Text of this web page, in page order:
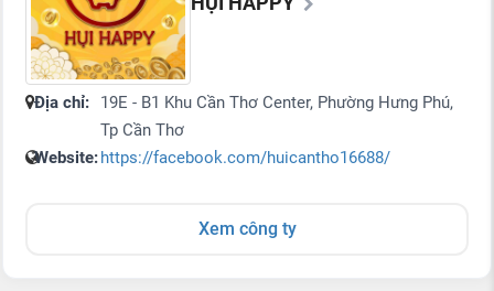
Địa chỉ:
19E - B1 Khu Cần Thơ Center, Phường Hưng Phú,
Tp Cần Thơ
Website:https://facebook.com/huicantho16688/
Xem công ty